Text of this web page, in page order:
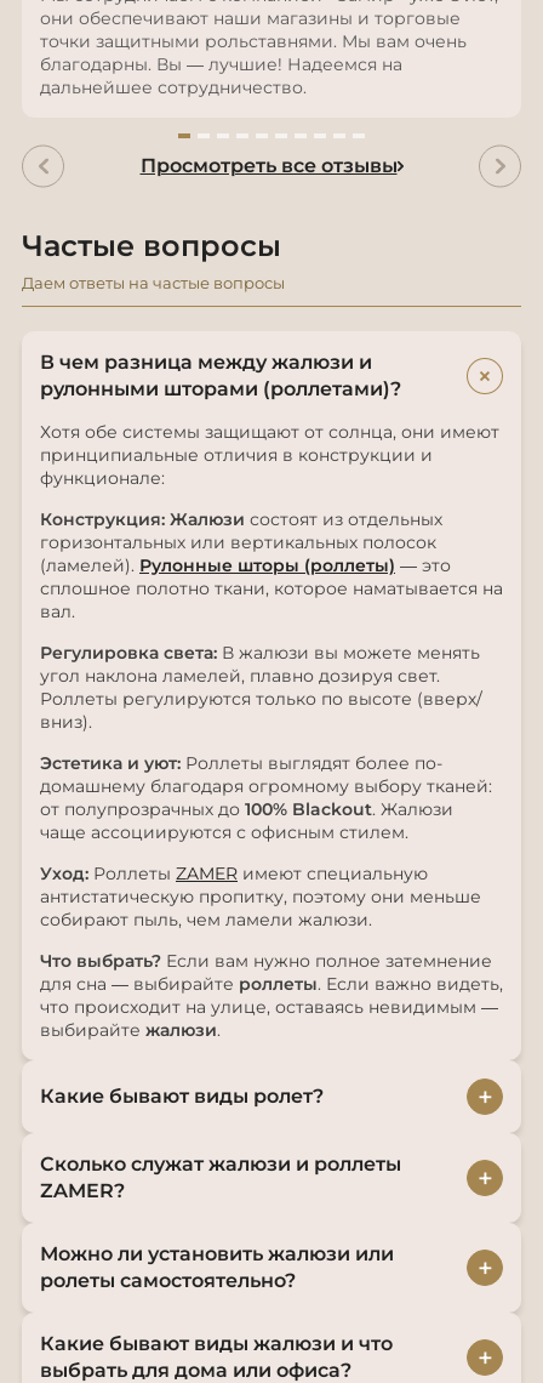
они обеспечивают наши магазины и торговые
точки защитными рольставнями. Мы вам очень
благодарны. Вы — лучшие! Надеемся на
дальнейшее сотрудничество.
Просмотреть все отзывы
Частые вопросы
Даем ответы на частые вопросы
В чем разница между жалюзи и
рулонными шторами (роллетами)?
+
Хотя обе системы защищают от солнца, они имеют
принципиальные отличия в конструкции и
функционале:
Конструкция: Жалюзи состоят из отдельных
горизонтальных или вертикальных полосок
(ламелей). Рулонные шторы (роллеты) — это
сплошное полотно ткани, которое наматывается на
вал.
Регулировка света: В жалюзи вы можете менять
угол наклона ламелей, плавно дозируя свет.
Роллеты регулируются только по высоте (вверх/
вниз).
Эстетика и уют: Роллеты выглядят более по-
домашнему благодаря огромному выбору тканей:
от полупрозрачных до 100% Blackout. Жалюзи
чаще ассоциируются с офисным стилем.
Уход: Роллеты ZAMER имеют специальную
антистатическую пропитку, поэтому они меньше
собирают пыль, чем ламели жалюзи.
Что выбрать? Если вам нужно полное затемнение
для сна — выбирайте роллеты. Если важно видеть,
что происходит на улице, оставаясь невидимым —
выбирайте жалюзи.
Какие бывают виды ролет? +
Сколько служат жалюзи и роллеты
ZAMER?
+
Можно ли установить жалюзи или
ролеты самостоятельно?
+
Какие бывают виды жалюзи и что
выбрать для дома или офиса?
+